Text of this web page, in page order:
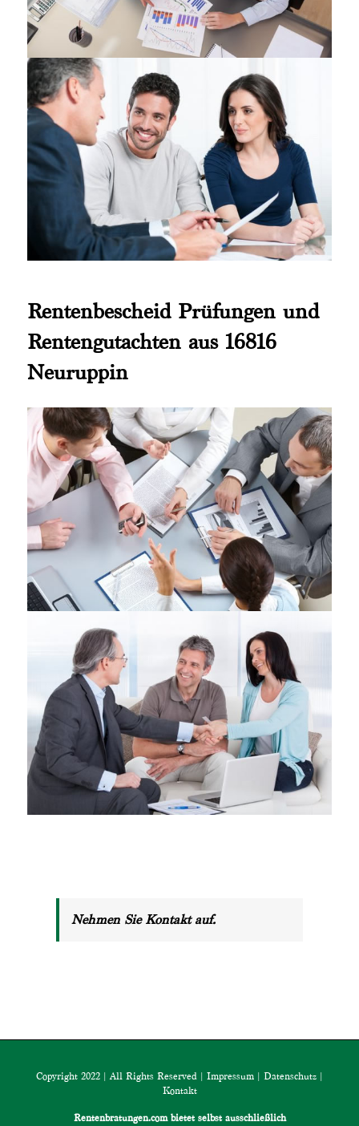
Rentenbescheid Prüfungen und
Rentengutachten aus 16816
Neuruppin
Nehmen Sie Kontakt auf.
Copyright 2022 | All Rights Reserved | Impressum | Datenschutz |
Kontakt
Rentenbratungen.com bietet selbst ausschließlich